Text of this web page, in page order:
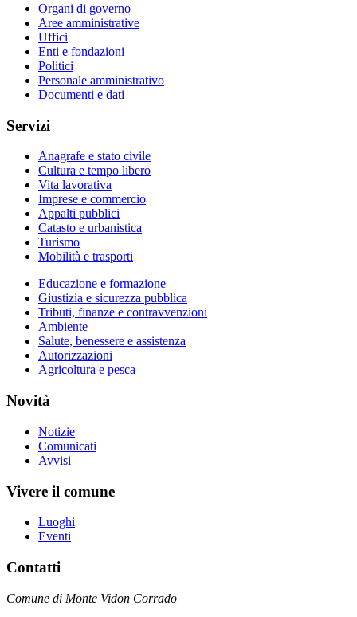
Organi di governo
Aree amministrative
Uffici
Enti e fondazioni
Politici
Personale amministrativo
Documenti e dati
Servizi
Anagrafe e stato civile
Cultura e tempo libero
Vita lavorativa
Imprese e commercio
Appalti pubblici
Catasto e urbanistica
Turismo
Mobilità e trasporti
Educazione e formazione
Giustizia e sicurezza pubblica
Tributi, finanze e contravvenzioni
Ambiente
Salute, benessere e assistenza
Autorizzazioni
Agricoltura e pesca
Novità
Notizie
Comunicati
Avvisi
Vivere il comune
Luoghi
Eventi
Contatti
Comune di Monte Vidon Corrado